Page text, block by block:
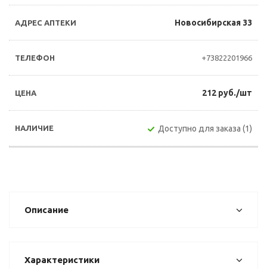
Новосибирская 33
+73822201966
212 руб./шт
Доступно для заказа (1)
Описание
Характеристики